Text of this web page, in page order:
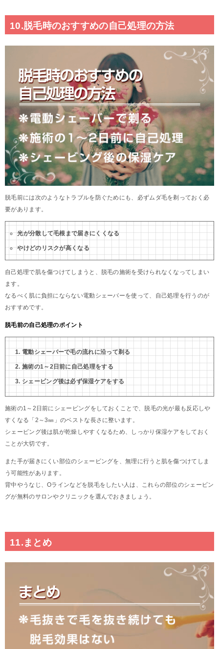
10.脱毛時のおすすめの自己処理の方法
脱毛前には次のようなトラブルを防ぐためにも、必ずムダ毛を剃っておく必
要があります。
光が分散して毛根まで届きにくくなる
やけどのリスクが高くなる
自己処理で肌を傷つけてしまうと、脱毛の施術を受けられなくなってしまい
ます。
なるべく肌に負担にならない電動シェーバーを使って、自己処理を行うのが
おすすめです。
脱毛前の自己処理のポイント
電動シェーバーで毛の流れに沿って剃る
施術の1～2日前に自己処理をする
シェービング後は必ず保湿ケアをする
施術の1～2日前にシェービングをしておくことで、脱毛の光が最も反応しや
すくなる「2～3㎜」のベストな長さに整います。
シェービング後は肌が乾燥しやすくなるため、しっかり保湿ケアをしておく
ことが大切です。
また手が届きにくい部位のシェービングを、無理に行うと肌を傷つけてしま
う可能性があります。
背中やうなじ、Oラインなどを脱毛をしたい人は、これらの部位のシェービン
グが無料のサロンやクリニックを選んでおきましょう。
11.まとめ